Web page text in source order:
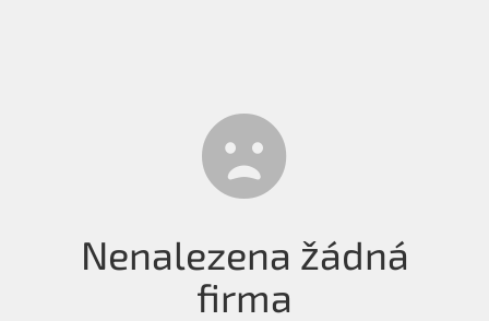
Nenalezena žádná
firma